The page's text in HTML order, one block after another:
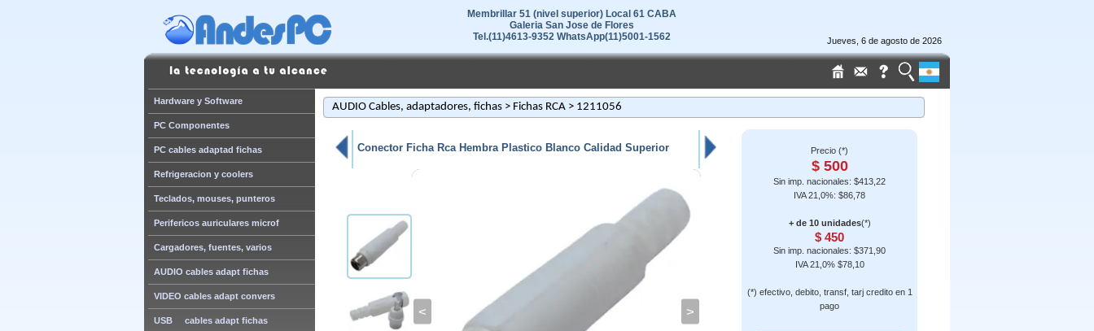
Jueves, 6 de agosto de 2026
Membrillar 51 (nivel superior) Local 61 CABA
Galeria San Jose de Flores
Tel.(11)4613-9352 WhatsApp(11)5001-1562
Hardware y Software
PC Componentes
PC cables adaptad fichas
Refrigeracion y coolers
Teclados, mouses, punteros
Perifericos auriculares microf
Cargadores, fuentes, varios
AUDIO cables adapt fichas
VIDEO cables adapt convers
USB cables adapt fichas
AUDIO Cables, adaptadores, fichas > Fichas RCA > 1211056
Conector Ficha Rca Hembra Plastico Blanco Calidad Superior
< >
Precio (*)
$ 500
Sin imp. nacionales: $413,22
IVA 21,0%: $86,78
+ de 10 unidades(*)
$ 450
Sin imp. nacionales: $371,90
IVA 21,0% $78,10
(*) efectivo, debito, transf, tarj credito en 1
pago